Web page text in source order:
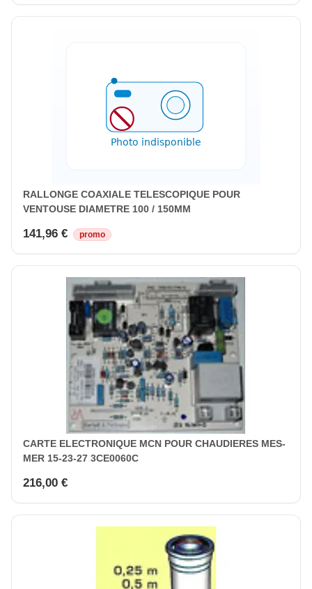
RALLONGE COAXIALE TELESCOPIQUE POUR
VENTOUSE DIAMETRE 100 / 150MM
141,96 € promo
CARTE ELECTRONIQUE MCN POUR CHAUDIERES MES-
MER 15-23-27 3CE0060C
216,00 €